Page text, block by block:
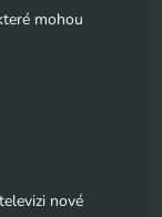
mohou
nové